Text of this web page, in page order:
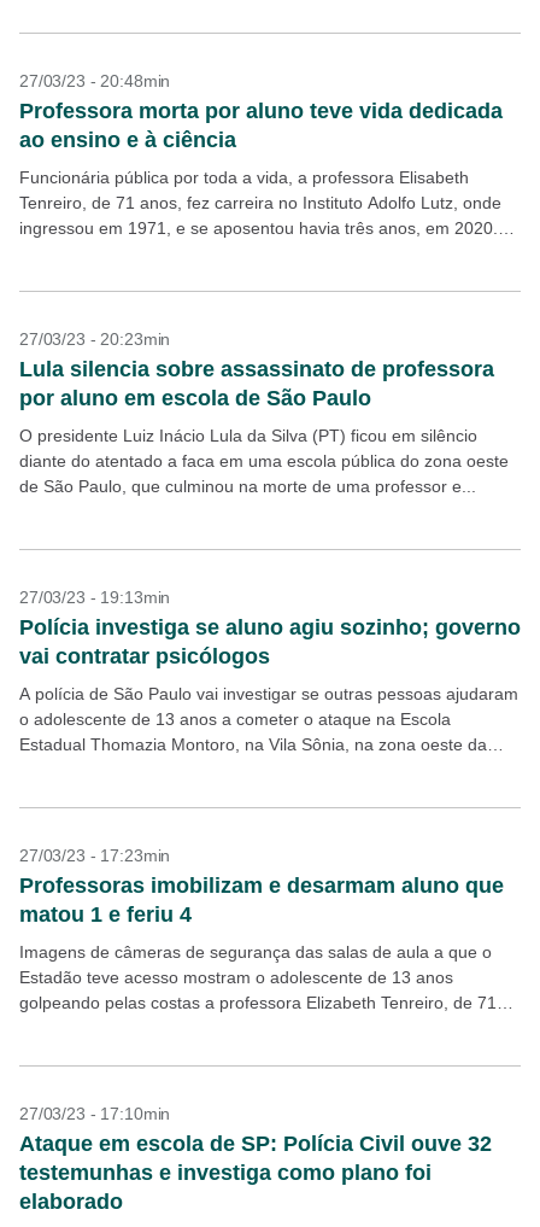
27/03/23 - 20:48min
Professora morta por aluno teve vida dedicada
ao ensino e à ciência
Funcionária pública por toda a vida, a professora Elisabeth
Tenreiro, de 71 anos, fez carreira no Instituto Adolfo Lutz, onde
ingressou em 1971, e se aposentou havia três anos, em 2020.
27/03/23 - 20:23min
Lula silencia sobre assassinato de professora
por aluno em escola de São Paulo
O presidente Luiz Inácio Lula da Silva (PT) ficou em silêncio
diante do atentado a faca em uma escola pública do zona oeste
de São Paulo, que culminou na morte de uma professor e...
27/03/23 - 19:13min
Polícia investiga se aluno agiu sozinho; governo
vai contratar psicólogos
A polícia de São Paulo vai investigar se outras pessoas ajudaram
o adolescente de 13 anos a cometer o ataque na Escola
Estadual Thomazia Montoro, na Vila Sônia, na zona oeste da
27/03/23 - 17:23min
Professoras imobilizam e desarmam aluno que
matou 1 e feriu 4
Imagens de câmeras de segurança das salas de aula a que o
Estadão teve acesso mostram o adolescente de 13 anos
golpeando pelas costas a professora Elizabeth Tenreiro, de 71
27/03/23 - 17:10min
Ataque em escola de SP: Polícia Civil ouve 32
testemunhas e investiga como plano foi
elaborado